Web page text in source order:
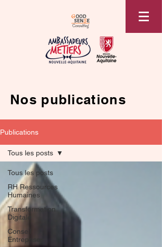
Nos publications
Publications
Tous les posts
RH Ressources
Humaines
Transformation
Digitale
Conseil
Entreprises
Tous les posts